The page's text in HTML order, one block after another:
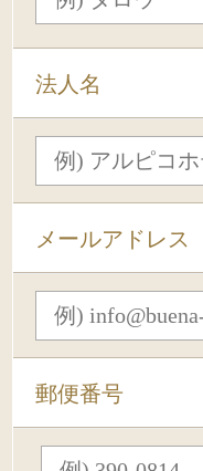
法人名
メールアドレス
郵便番号